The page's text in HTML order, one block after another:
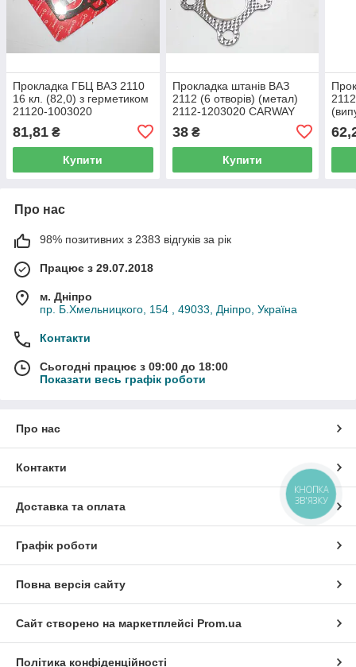
Прокладка ГБЦ ВАЗ 2110
16 кл. (82,0) з герметиком
21120-1003020
81,81 ₴
Купити
Прокладка штанів ВАЗ
2112 (6 отворів) (метал)
2112-1203020 CARWAY
38₴
Купити
Про нас
98% позитивних з 2383 відгуків за рік
Працює з 29.07.2018
м. Дніпро
пр. Б.Хмельницкого, 154 , 49033, Дніпро, Україна
Контакти
Сьогодні працює з 09:00 до 18:00
Показати весь графік роботи
Про нас
Контакти
Доставка та оплата
Графік роботи
Повна версія сайту
Сайт створено на маркетплейсі Prom.ua
Політика конфіденційності
КНОПКА
ЗВ'ЯЗКУ